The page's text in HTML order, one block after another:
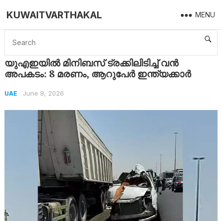
KUWAITVARTHAKAL MENU
Home UAE യുഎഇയിൽ മിനിബസ് ട്രക്കിലിടിച്ച് വൻ അപകടം: 8 മരണം, ആറുപേർ ഇന്ത്യക്കാർ
യുഎഇയിൽ മിനിബസ് ട്രക്കിലിടിച്ച് വൻ
അപകടം: 8 മരണം, ആറുപേർ ഇന്ത്യക്കാർ
UAE June 8, 2026